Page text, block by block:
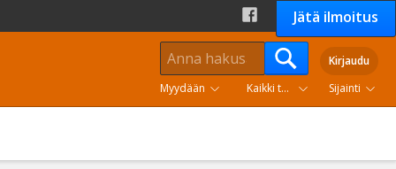
Jätä ilmoitus
Kirjaudu
Myydään
Kaikki tuoteryhmät Sijainti